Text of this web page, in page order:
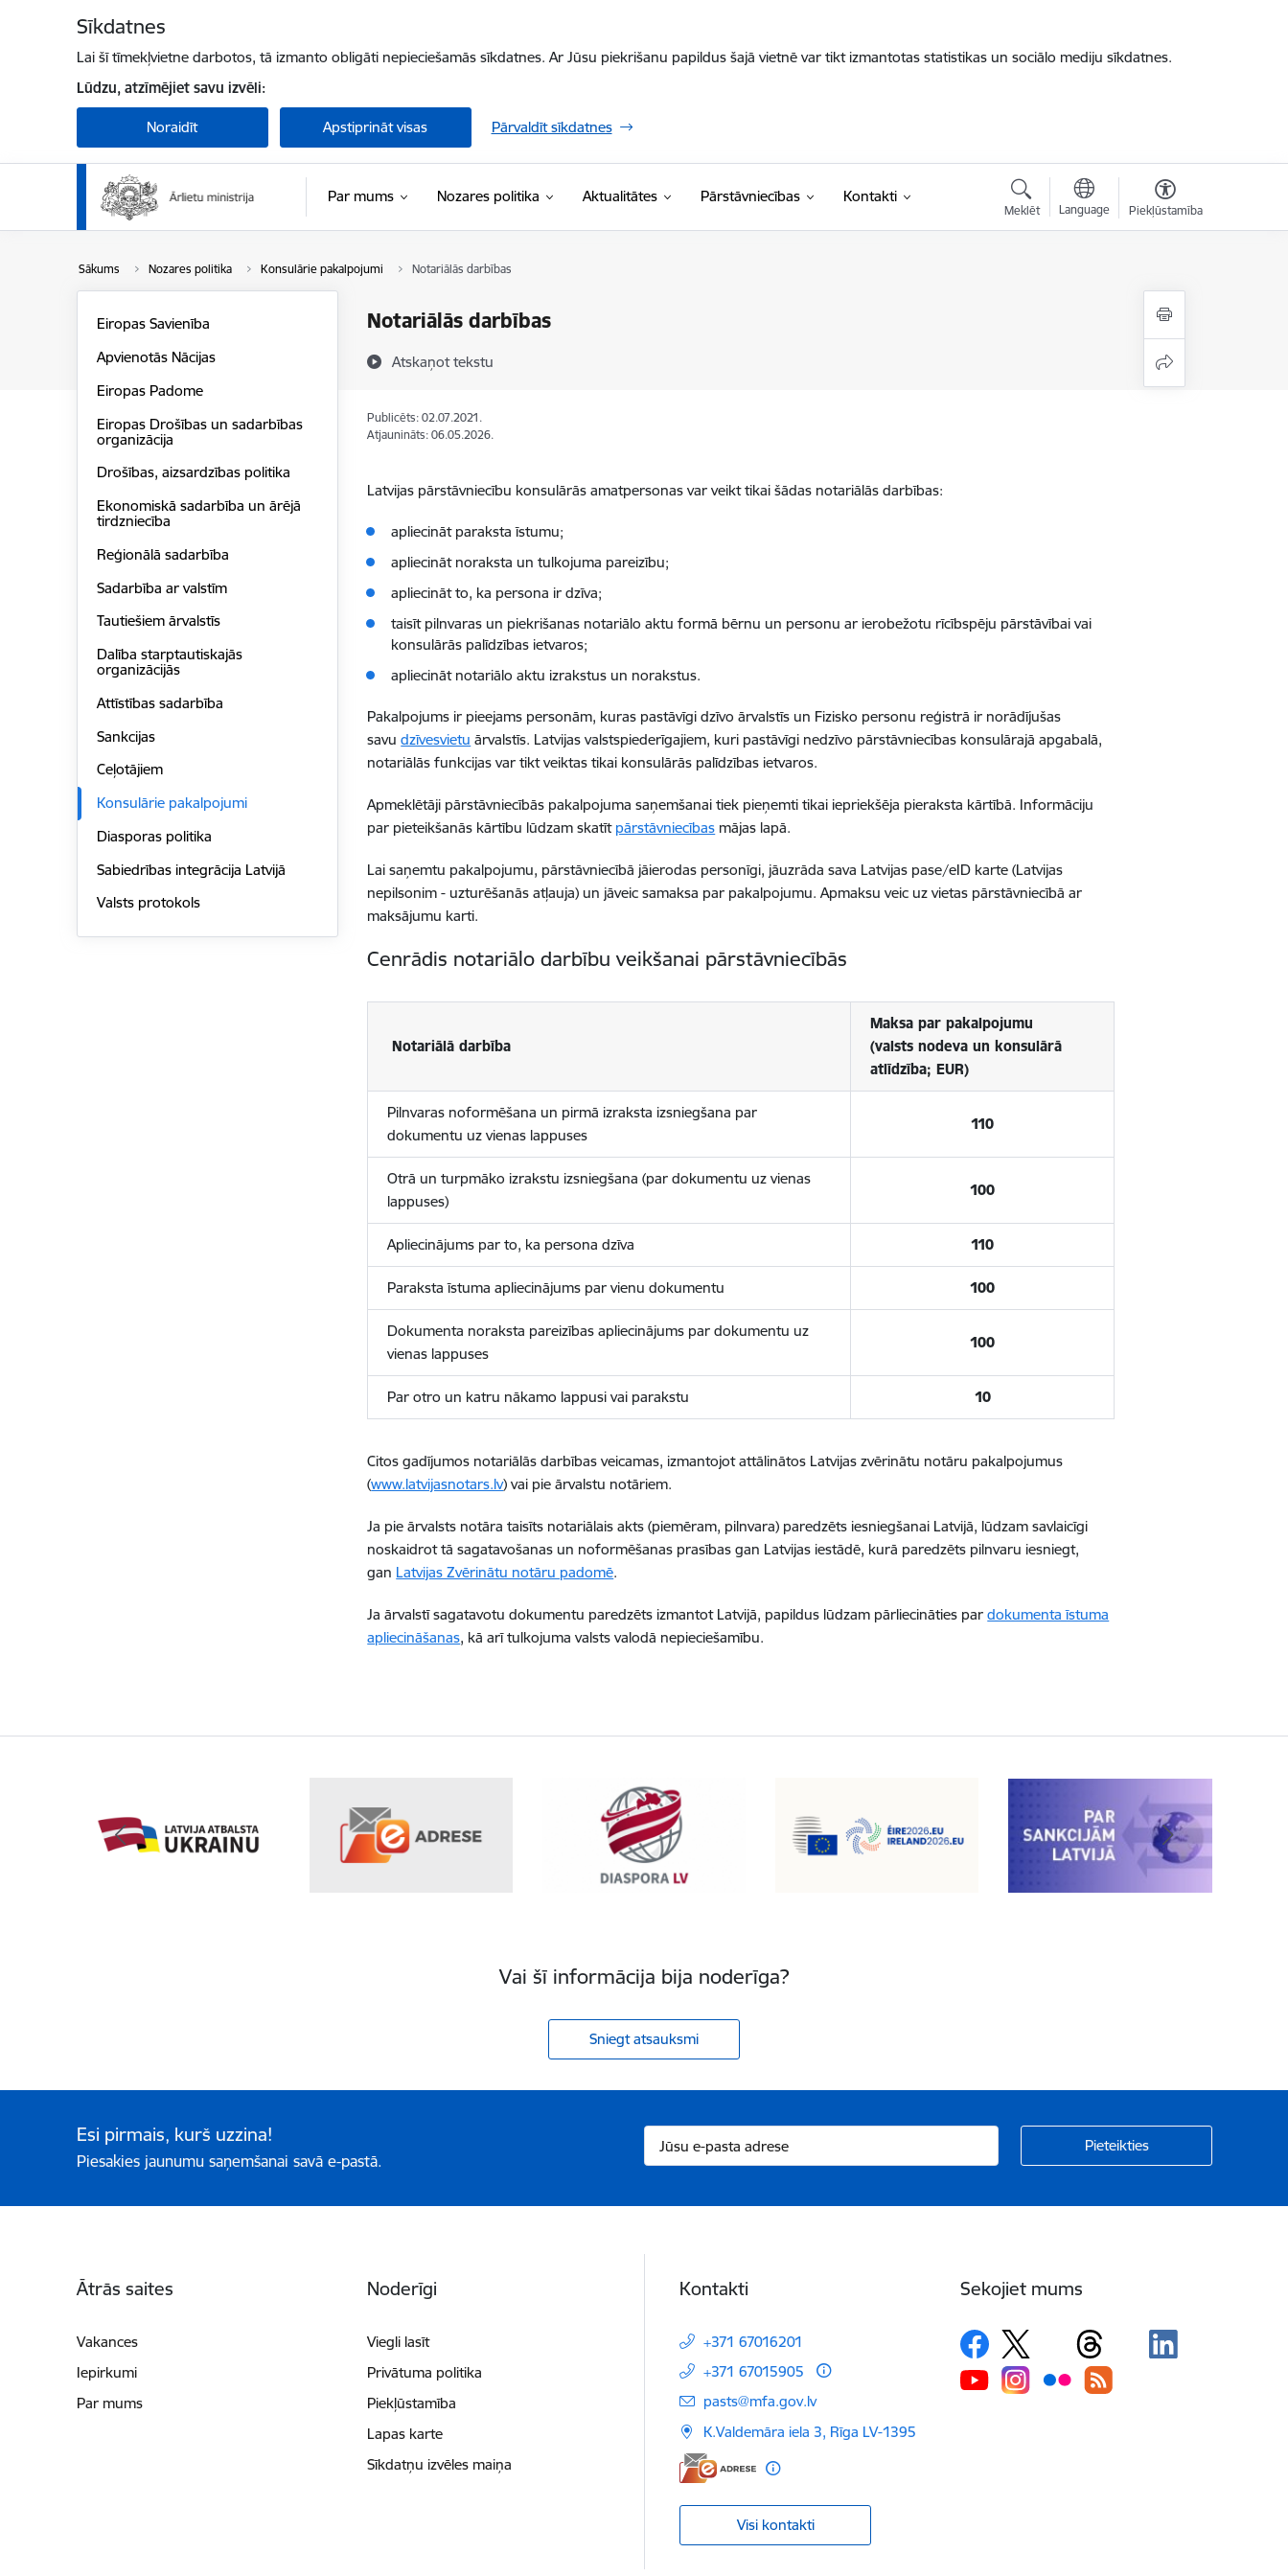
Sīkdatnes
Lai šī tīmekļvietne darbotos, tā izmanto obligāti nepieciešamās sīkdatnes. Ar Jūsu piekrišanu papildus šajā vietnē var tikt izmantotas statistikas un sociālo mediju sīkdatnes.
Lūdzu, atzīmējiet savu izvēli:
Noraidīt Apstiprināt visas Pārvaldīt sīkdatnes
Par mums Nozares politika Aktualitātes Pārstāvniecības Kontakti
Meklēt Language Piekļūstamība
Sākums Nozares politika Konsulārie pakalpojumi Notariālās darbības
Notariālās darbības
Atskaņot tekstu
Eiropas Savienība
Apvienotās Nācijas
Eiropas Padome
Eiropas Drošības un sadarbības
organizācija
Drošības, aizsardzības politika
Ekonomiskā sadarbība un ārējā
tirdzniecība
Reģionālā sadarbība
Sadarbība ar valstīm
Tautiešiem ārvalstīs
Dalība starptautiskajās
organizācijās
Attīstības sadarbība
Sankcijas
Ceļotājiem
Konsulārie pakalpojumi
Diasporas politika
Sabiedrības integrācija Latvijā
Valsts protokols
Publicēts: 02.07.2021.
Atjaunināts: 06.05.2026.
Latvijas pārstāvniecību konsulārās amatpersonas var veikt tikai šādas notariālās darbības:
apliecināt paraksta īstumu;
apliecināt noraksta un tulkojuma pareizību;
apliecināt to, ka persona ir dzīva;
taisīt pilnvaras un piekrišanas notariālo aktu formā bērnu un personu ar ierobežotu rīcībspēju pārstāvībai vai
konsulārās palīdzības ietvaros;
apliecināt notariālo aktu izrakstus un norakstus.
Pakalpojums ir pieejams personām, kuras pastāvīgi dzīvo ārvalstīs un Fizisko personu reģistrā ir norādījušas
savudzīvesvietu ārvalstīs. Latvijas valstspiederīgajiem, kuri pastāvīgi nedzīvo pārstāvniecības konsulārajā apgabalā,
notariālās funkcijas var tikt veiktas tikai konsulārās palīdzības ietvaros.
Apmeklētāji pārstāvniecībās pakalpojuma saņemšanai tiek pieņemti tikai iepriekšēja pieraksta kārtībā. Informāciju
par pieteikšanās kārtību lūdzam skatīt pārstāvniecības mājas lapā.
Lai saņemtu pakalpojumu, pārstāvniecībā jāierodas personīgi, jāuzrāda sava Latvijas pase/eID karte (Latvijas
nepilsonim - uzturēšanās atļauja) un jāveic samaksa par pakalpojumu. Apmaksu veic uz vietas pārstāvniecībā ar
maksājumu karti.
Cenrādis notariālo darbību veikšanai pārstāvniecībās
Notariālā darbība
Maksa par pakalpojumu
(valsts nodeva un konsulārā
atlīdzība; EUR)
Pilnvaras noformēšana un pirmā izraksta izsniegšana par
dokumentu uz vienas lappuses
110
Otrā un turpmāko izrakstu izsniegšana (par dokumentu uz vienas
lappuses)
100
Apliecinājums par to, ka persona dzīva 110
Paraksta īstuma apliecinājums par vienu dokumentu 100
Dokumenta noraksta pareizības apliecinājums par dokumentu uz
vienas lappuses
100
Par otro un katru nākamo lappusi vai parakstu 10
Citos gadījumos notariālās darbības veicamas, izmantojot attālinātos Latvijas zvērinātu notāru pakalpojumus
(www.latvijasnotars.lv) vai pie ārvalstu notāriem.
Ja pie ārvalsts notāra taisīts notariālais akts (piemēram, pilnvara) paredzēts iesniegšanai Latvijā, lūdzam savlaicīgi
noskaidrot tā sagatavošanas un noformēšanas prasības gan Latvijas iestādē, kurā paredzēts pilnvaru iesniegt,
gan Latvijas Zvērinātu notāru padomē.
Ja ārvalstī sagatavotu dokumentu paredzēts izmantot Latvijā, papildus lūdzam pārliecināties pardokumenta īstuma
apliecināšanas, kā arī tulkojuma valsts valodā nepieciešamību.
Vai šī informācija bija noderīga?
Sniegt atsauksmi
Esi pirmais, kurš uzzina!
Piesakies jaunumu saņemšanai savā e-pastā.
Ātrās saites
Vakances
Iepirkumi
Par mums
Noderīgi
Viegli lasīt
Privātuma politika
Piekļūstamība
Lapas karte
Sīkdatņu izvēles maiņa
Kontakti
+371 67016201
+371 67015905
E-pasts:
pasts@mfa.gov.lv
K.Valdemāra iela 3, Rīga LV-1395
Visi kontakti
Sekojiet mums